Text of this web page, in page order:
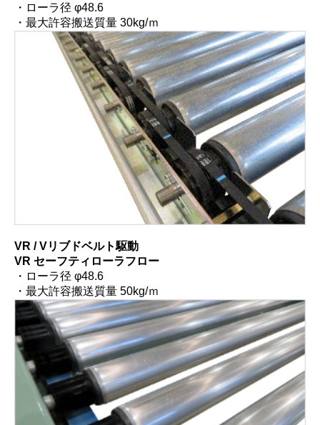
・ローラ径 φ48.6
・最大許容搬送質量 30kg/ｍ
VR / Vリブドベルト駆動
VR セーフティローラフロー
・ローラ径 φ48.6
・最大許容搬送質量 50kg/ｍ